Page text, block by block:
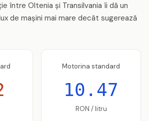
între Oltenia și Transilvania îi dă un
de mașini mai mare decât sugerează
Motorina standard
10.47
RON / litru